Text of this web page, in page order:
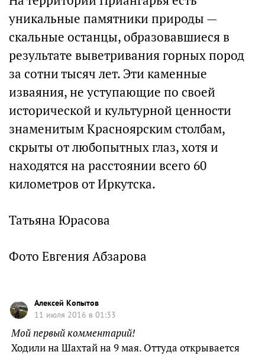
уникальные памятники природы —
скальные останцы, образовавшиеся в
результате выветривания горных пород
за сотни тысяч лет. Эти каменные
изваяния, не уступающие по своей
исторической и культурной ценности
знаменитым Красноярским столбам,
скрыты от любопытных глаз, хотя и
находятся на расстоянии всего 60
километров от Иркутска.
Татьяна Юрасова
Фото Евгения Абзарова
Алексей Копытов
11 июля 2016 в 01:33
Мой первый комментарий!
Ходили на Шахтай на 9 мая. Оттуда открывается